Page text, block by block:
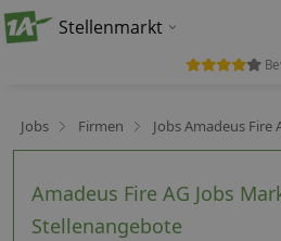
Stellenmarkt
Jobs Firmen Jobs Amadeus Fire
Amadeus Fire AG Jobs
Stellenangebote